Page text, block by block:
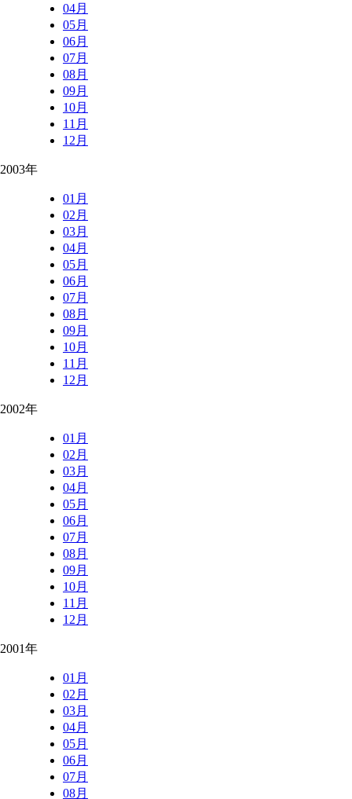
04月
05月
06月
07月
08月
09月
10月
11月
12月
2003年
01月
02月
03月
04月
05月
06月
07月
08月
09月
10月
11月
12月
2002年
01月
02月
03月
04月
05月
06月
07月
08月
09月
10月
11月
12月
2001年
01月
02月
03月
04月
05月
06月
07月
08月